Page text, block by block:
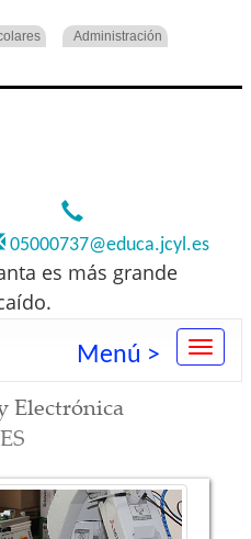
Administración
05000737@educa.jcyl.es
es más grande
Menú >
Electrónica